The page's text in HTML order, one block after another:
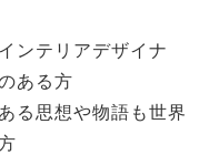
ンテリアデザイナ
ある方
る思想や物語も世界